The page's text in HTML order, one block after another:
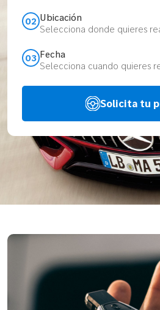
02 Ubicación
Selecciona donde quieres
03 Fecha
Selecciona cuando quieres
Solicita tu